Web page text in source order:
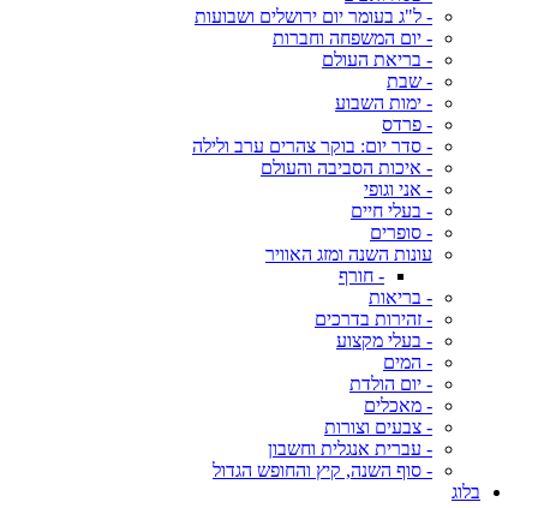
- ל"ג בעומר יום ירושלים ושבועות
- יום המשפחה וחברות
- בריאת העולם
- שבת
- ימות השבוע
- פרדס
- סדר יום: בוקר צהרים ערב ולילה
- איכות הסביבה והעולם
- אני וגופי
- בעלי חיים
- סופרים
עונות השנה ומזג האוויר
- חורף
- בריאות
- זהירות בדרכים
- בעלי מקצוע
- המים
- יום הולדת
- מאכלים
- צבעים וצורות
- עברית אנגלית וחשבון
- סוף השנה, קיץ והחופש הגדול
בלוג